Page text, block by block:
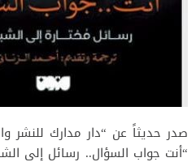
صدر حديثاً عن “دار مدارك للنشر
“أنت جواب السؤال.. رسائل إلى